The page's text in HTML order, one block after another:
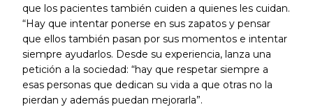
que los pacientes también cuiden a quienes les cuidan.
“Hay que intentar ponerse en sus zapatos y pensar
que ellos también pasan por sus momentos e intentar
siempre ayudarlos. Desde su experiencia, lanza una
petición a la sociedad: “hay que respetar siempre a
esas personas que dedican su vida a que otras no la
pierdan y además puedan mejorarla”.